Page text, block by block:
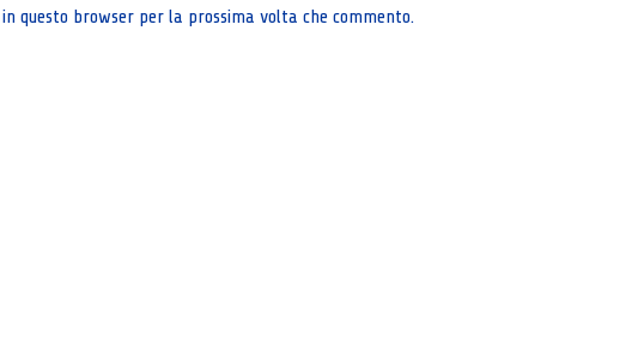
questo browser per la prossima volta che commento.